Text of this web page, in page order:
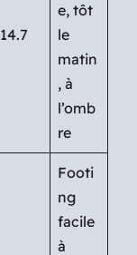
14.7
e, tôt
le
matin
, à
l’omb
re
Footi
ng
facile
à